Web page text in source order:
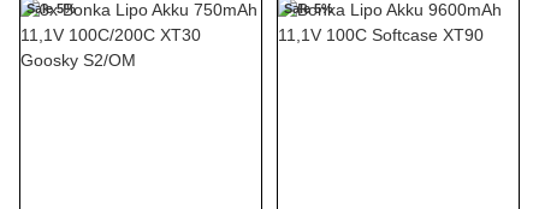
Sale 5% Sale 5%